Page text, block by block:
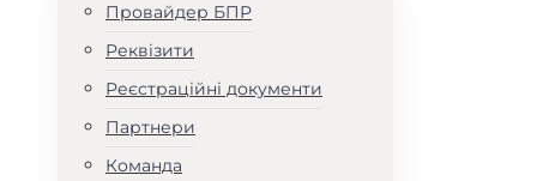
Провайдер БПР
Реквізити
Реєстраційні документи
Партнери
Команда